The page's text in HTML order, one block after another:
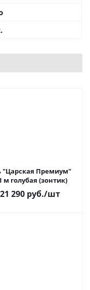
"Царская Премиум"
м голубая (зонтик)
21 290 руб./шт